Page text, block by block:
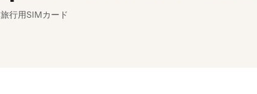
行用SIMカード